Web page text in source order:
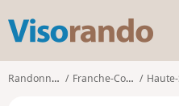
s
o
Randonnées Franche-Comté Haute-